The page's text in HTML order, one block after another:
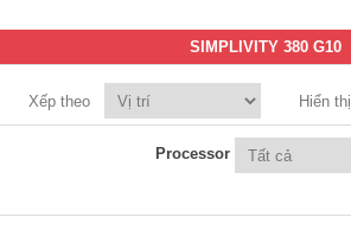
SIMPLIVITY 380 G10
Xếp theo Hiển thị
Processor